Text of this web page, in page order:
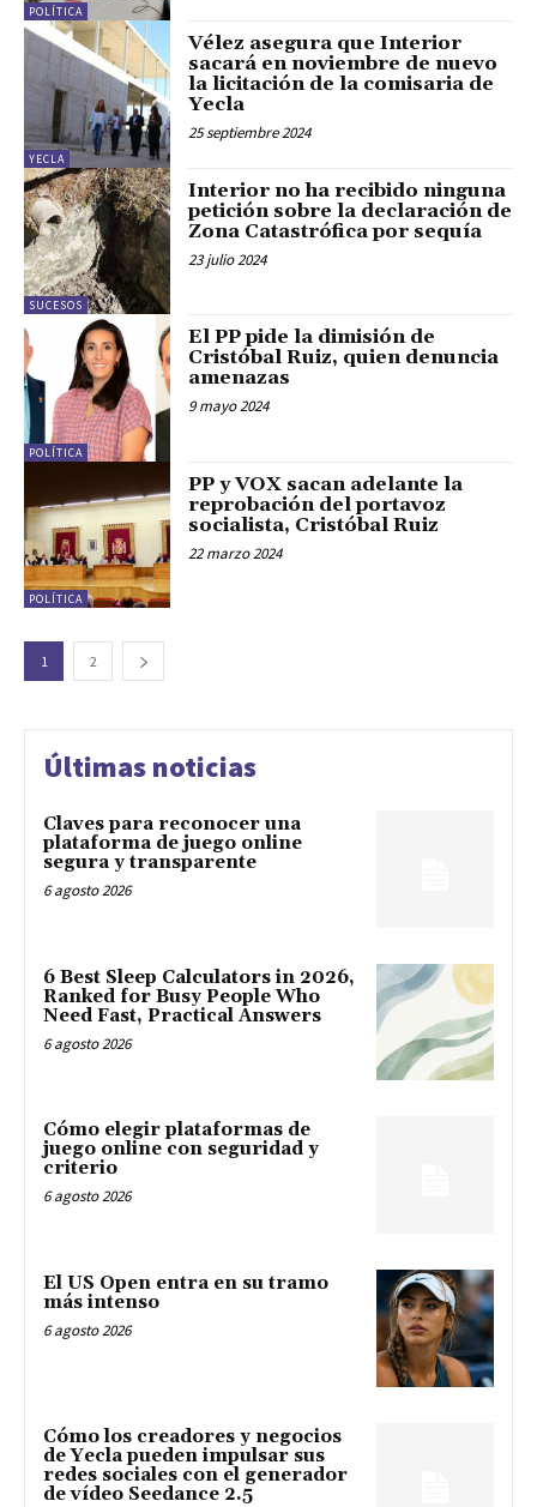
POLÍTICA
YECLA
Vélez asegura que Interior
sacará en noviembre de nuevo
la licitación de la comisaria de
Yecla
25 septiembre 2024
SUCESOS
Interior no ha recibido ninguna
petición sobre la declaración de
Zona Catastrófica por sequía
23 julio 2024
POLÍTICA
El PP pide la dimisión de
Cristóbal Ruiz, quien denuncia
amenazas
9 mayo 2024
POLÍTICA
PP y VOX sacan adelante la
reprobación del portavoz
socialista, Cristóbal Ruiz
22 marzo 2024
1 2
Últimas noticias
Claves para reconocer una
plataforma de juego online
segura y transparente
6 agosto 2026
6 Best Sleep Calculators in 2026,
Ranked for Busy People Who
Need Fast, Practical Answers
6 agosto 2026
Cómo elegir plataformas de
juego online con seguridad y
criterio
6 agosto 2026
El US Open entra en su tramo
más intenso
6 agosto 2026
Cómo los creadores y negocios
de Yecla pueden impulsar sus
redes sociales con el generador
de vídeo Seedance 2.5